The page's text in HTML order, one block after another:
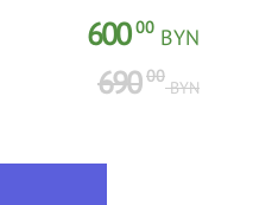
600 00 BYN
690 00
BYN